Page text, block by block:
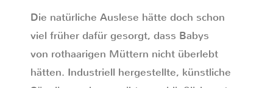
Die natürliche Auslese hätte doch schon
viel früher dafür gesorgt, dass Babys
von rothaarigen Müttern nicht überlebt
hätten. Industriell hergestellte, künstliche